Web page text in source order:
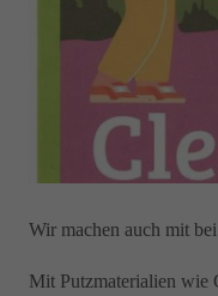
Wir machen auch mit
Mit Putzmaterialien wie